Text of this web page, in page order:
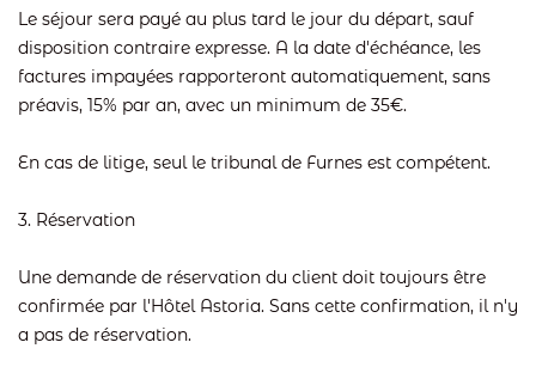
Le séjour sera payé au plus tard le jour du départ, sauf
disposition contraire expresse. A la date d'échéance, les
factures impayées rapporteront automatiquement, sans
préavis, 15% par an, avec un minimum de 35€.
En cas de litige, seul le tribunal de Furnes est compétent.
3. Réservation
Une demande de réservation du client doit toujours être
confirmée par l'Hôtel Astoria. Sans cette confirmation, il n'y
a pas de réservation.